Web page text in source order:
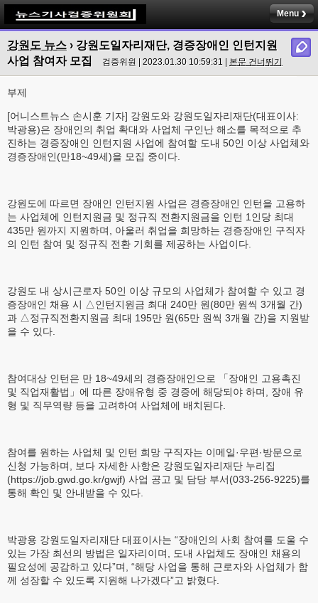
Menu
강원도 뉴스 › 강원도일자리재단, 경증장애인 인턴지원
사업 참여자 모집
검증위원 | 2023.01.30 10:59:31 | 본문 건너뛰기
부제
[어니스트뉴스 손시훈 기자] 강원도와 강원도일자리재단(대표이사:
박광용)은 장애인의 취업 확대와 사업체 구인난 해소를 목적으로 추
진하는 경증장애인 인턴지원 사업에 참여할 도내 50인 이상 사업체와
경증장애인(만18~49세)을 모집 중이다.
강원도에 따르면 장애인 인턴지원 사업은 경증장애인 인턴을 고용하
는 사업체에 인턴지원금 및 정규직 전환지원금을 인턴 1인당 최대
435만 원까지 지원하며, 아울러 취업을 희망하는 경증장애인 구직자
의 인턴 참여 및 정규직 전환 기회를 제공하는 사업이다.
강원도 내 상시근로자 50인 이상 규모의 사업체가 참여할 수 있고 경
증장애인 채용 시 △인턴지원금 최대 240만 원(80만 원씩 3개월 간)
과 △정규직전환지원금 최대 195만 원(65만 원씩 3개월 간)을 지원받
을 수 있다.
참여대상 인턴은 만 18~49세의 경증장애인으로 「장애인 고용촉진
및 직업재활법」에 따른 장애유형 중 경증에 해당되야 하며, 장애 유
형 및 직무역량 등을 고려하여 사업체에 배치된다.
참여를 원하는 사업체 및 인턴 희망 구직자는 이메일·우편·방문으로
신청 가능하며, 보다 자세한 사항은 강원도일자리재단 누리집
(https://job.gwd.go.kr/gwjf) 사업 공고 및 담당 부서(033-256-9225)를
통해 확인 및 안내받을 수 있다.
박광용 강원도일자리재단 대표이사는 “장애인의 사회 참여를 도울 수
있는 가장 최선의 방법은 일자리이며, 도내 사업체도 장애인 채용의
필요성에 공감하고 있다”며, “해당 사업을 통해 근로자와 사업체가 함
께 성장할 수 있도록 지원해 나가겠다”고 밝혔다.